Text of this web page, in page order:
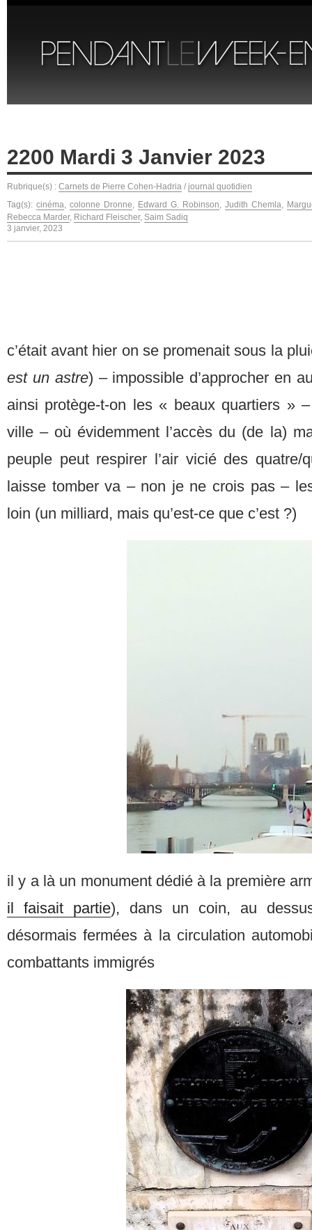
2200 Mardi 3 Janvier 2023
Rubrique(s) : Carnets de Pierre Cohen-Hadria / journal quotidien
Tag(s): cinéma, colonne Dronne, Edward G. Robinson, Judith Chemla,
Rebecca Marder, Richard Fleischer, Saim Sadiq
3 janvier, 2023
c’était avant hier on se promenait sous la
est un astre) – impossible d’approcher en
ainsi protège-t-on les « beaux quartiers »
ville – où évidemment l’accès du (de la)
peuple peut respirer l’air vicié des
laisse tomber va – non je ne crois pas –
loin (un milliard, mais qu’est-ce que c’est ?)
il y a là un monument dédié à la première
il faisait partie), dans un coin, au
désormais fermées à la circulation
combattants immigrés